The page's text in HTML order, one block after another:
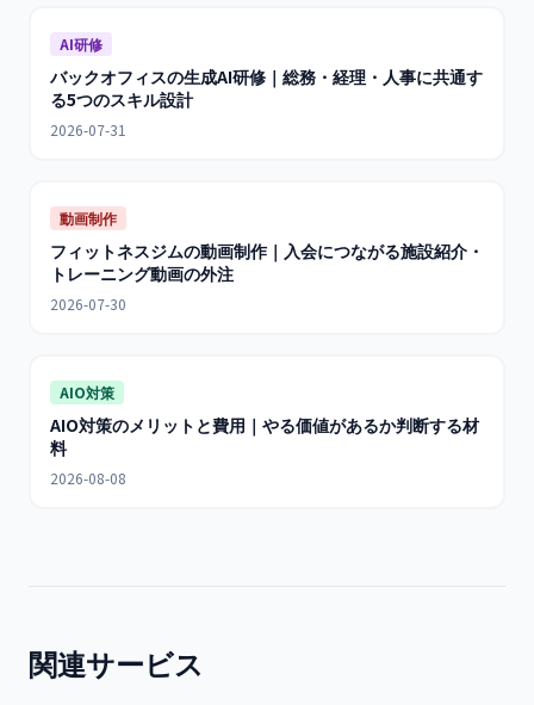
AI研修
バックオフィスの生成AI研修｜総務・経理・人事に共通す
る5つのスキル設計
2026-07-31
動画制作
フィットネスジムの動画制作｜入会につながる施設紹介・
トレーニング動画の外注
2026-07-30
AIO対策
AIO対策のメリットと費用｜やる価値があるか判断する材
料
2026-08-08
関連サービス